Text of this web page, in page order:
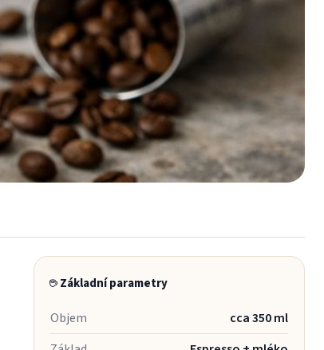
☕ Základní parametry
Objem
cca 350 ml